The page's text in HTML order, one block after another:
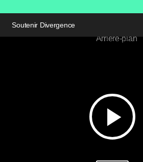
Soutenir Divergence
play_arrow